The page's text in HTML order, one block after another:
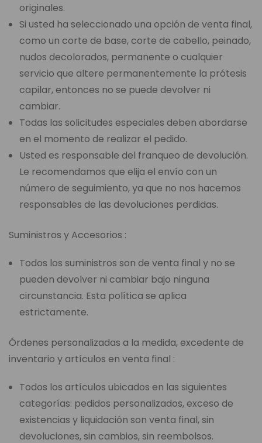
originales.
Si usted ha seleccionado una opción de venta final,
como un corte de base, corte de cabello, peinado,
nudos decolorados, permanente o cualquier
servicio que altere permanentemente la prótesis
capilar, entonces no se puede devolver ni
cambiar.
Todas las solicitudes especiales deben abordarse
en el momento de realizar el pedido.
Usted es responsable del franqueo de devolución.
Le recomendamos que elija el envío con un
número de seguimiento, ya que no nos hacemos
responsables de las devoluciones perdidas.
Suministros y Accesorios :
Todos los suministros son de venta final y no se
pueden devolver ni cambiar bajo ninguna
circunstancia. Esta política se aplica
estrictamente.
Órdenes personalizadas a la medida, excedente de
inventario y artículos en venta final :
Todos los artículos ubicados en las siguientes
categorías: pedidos personalizados, exceso de
existencias y liquidación son venta final, sin
devoluciones, sin cambios, sin reembolsos.